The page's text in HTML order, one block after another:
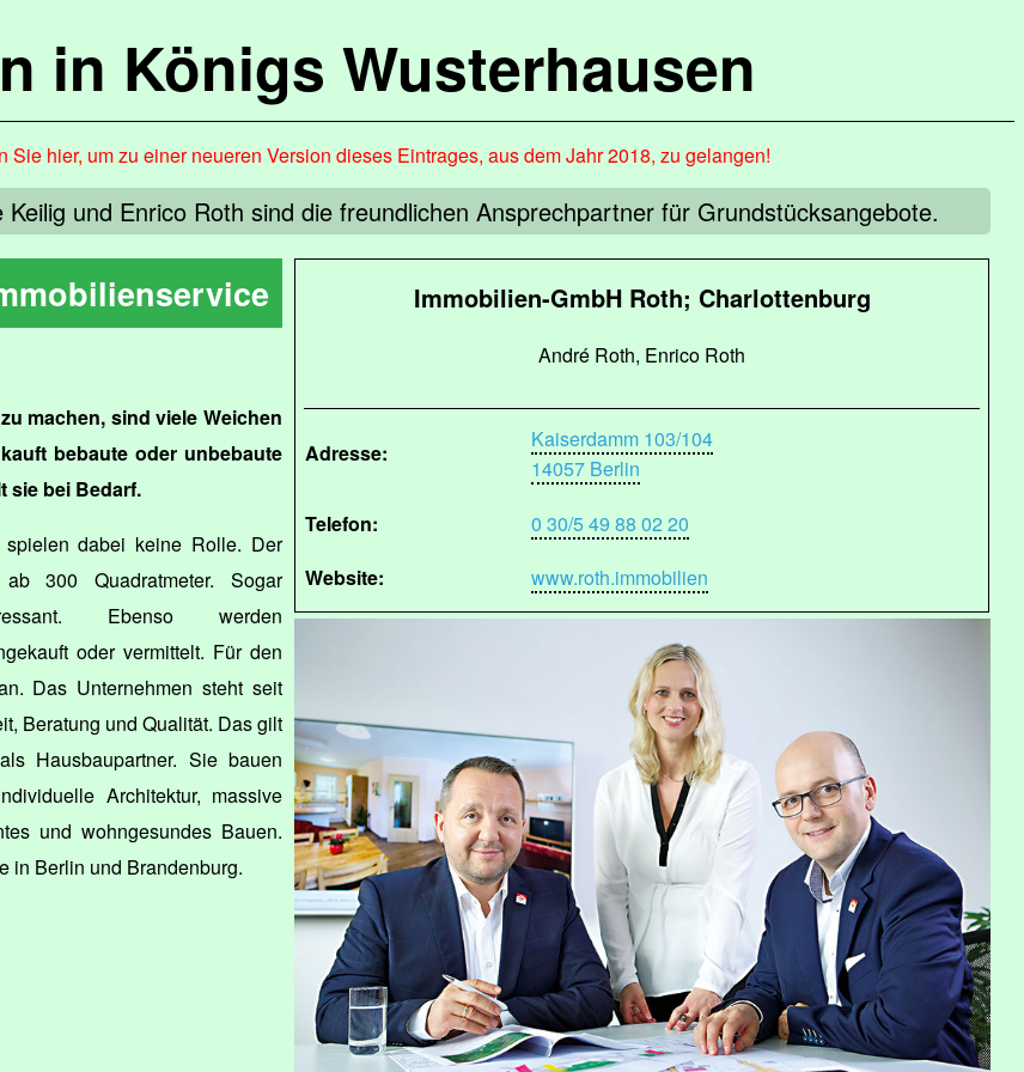
in Königs Wusterhausen
Sie hier, um zu einer neueren Version dieses Eintrages, aus dem Jahr 2018, zu gelangen!
und Enrico Roth sind die freundlichen Ansprechpartner für Grundstücksangebote.
Immobilien-GmbH Roth; Charlottenburg
André Roth, Enrico Roth
Adresse:
Kaiserdamm 103/104
14057 Berlin
Telefon:
0 30/5 49 88 02 20
Website:
www.roth.immobilien
machen, sind viele Weichen
bebaute oder unbebaute
sie bei Bedarf.
dabei keine Rolle. Der
300 Quadratmeter. Sogar
Ebenso werden
oder vermittelt. Für den
Das Unternehmen steht seit
Beratung und Qualität. Das gilt
Hausbaupartner. Sie bauen
Architektur, massive
und wohngesundes Bauen.
in Berlin und Brandenburg.